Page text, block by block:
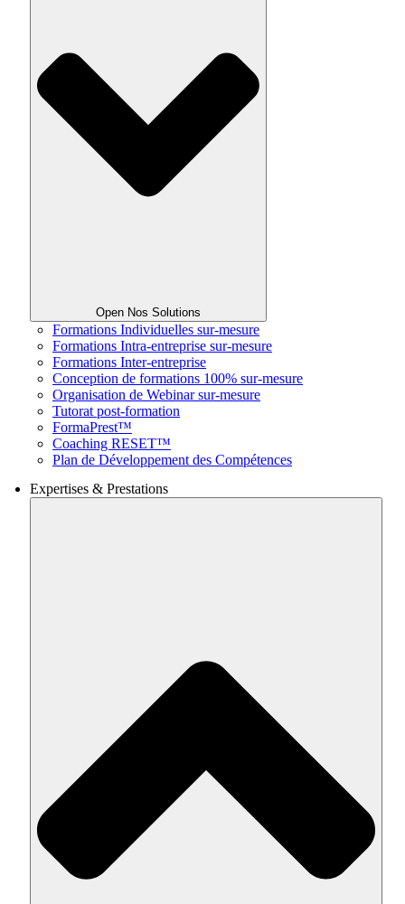
Open Nos Solutions
Formations Individuelles sur-mesure
Formations Intra-entreprise sur-mesure
Formations Inter-entreprise
Conception de formations 100% sur-mesure
Organisation de Webinar sur-mesure
Tutorat post-formation
FormaPrest™
Coaching RESET™
Plan de Développement des Compétences
Expertises & Prestations